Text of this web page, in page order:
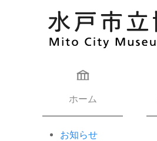
ホーム
お知らせ